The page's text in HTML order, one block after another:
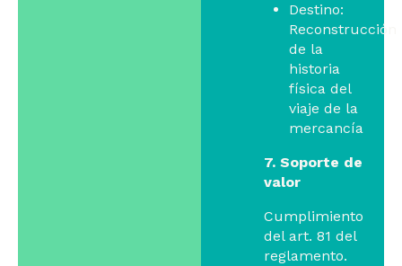
Destino:
Reconstrucción
de la
historia
física del
viaje de la
mercancía
7. Soporte de
valor
Cumplimiento
del art. 81 del
reglamento.